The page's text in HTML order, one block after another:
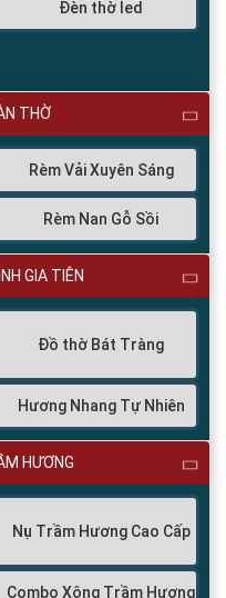
Đèn thờ led
THỜ
Rèm Vải Xuyên Sáng
Rèm Nan Gỗ Sồi
GIA TIÊN
Đồ thờ Bát Tràng
Hương Nhang Tự Nhiên
HƯƠNG
Nụ Trầm Hương Cao Cấp
Combo Xông Trầm Hương